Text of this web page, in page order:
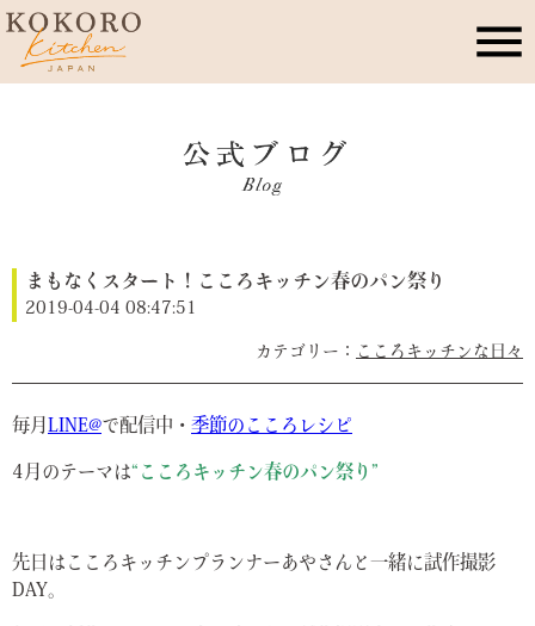
こころキッチンとは
レッスン・イベント
季節のこころレシピ
まもなくスタート！こころキッチン春のパン祭り
2019-04-04 08:47:51
こころキッチンな日々
毎月LINE@で配信中・ 季節のこころレシピ
4月のテーマは“こころキッチン春のパン祭り”
先日はこころキッチンプランナーあやさんと一緒に試作撮影
DAY。